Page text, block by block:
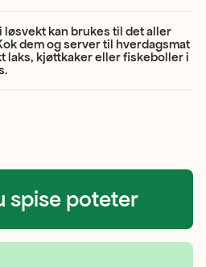
løsvekt kan brukes til det aller
dem og server til hverdagsmat
laks, kjøttkaker eller fiskeboller i
spise poteter